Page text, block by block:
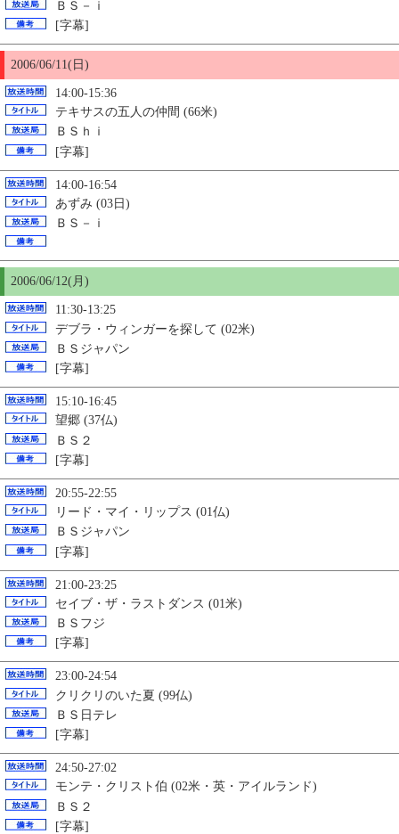
ＢＳ－ｉ
[字幕]
2006/06/11(日)
14:00-15:36
テキサスの五人の仲間 (66米)
ＢＳｈｉ
[字幕]
14:00-16:54
あずみ (03日)
ＢＳ－ｉ
2006/06/12(月)
11:30-13:25
デブラ・ウィンガーを探して (02米)
ＢＳジャパン
[字幕]
15:10-16:45
望郷 (37仏)
ＢＳ２
[字幕]
20:55-22:55
リード・マイ・リップス (01仏)
ＢＳジャパン
[字幕]
21:00-23:25
セイブ・ザ・ラストダンス (01米)
ＢＳフジ
[字幕]
23:00-24:54
クリクリのいた夏 (99仏)
ＢＳ日テレ
[字幕]
24:50-27:02
モンテ・クリスト伯 (02米・英・アイルランド)
ＢＳ２
[字幕]